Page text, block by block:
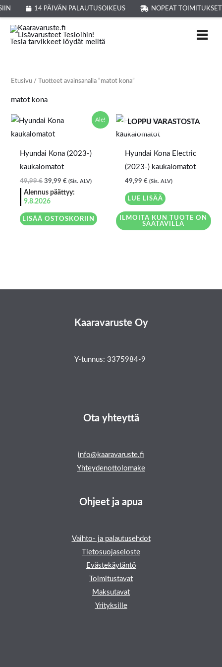
14 PÄIVÄN PALAUTUSOIKEUS NOPEAT
Siirry
sisältöön
Etusivu / Tuotteet avainsanalla “matot kona”
matot kona
Ale!
Hyundai Kona (2023-)
kaukalomatot
49,99€
Alkuperäinen
oli:
39,99 €
Nykyinen
(Sis. ALV)
Alennus päättyy:
9.8.2026
LISÄÄ OSTOSKORIIN
LOPPU VARASTOSTA
Hyundai Kona Electric
(2023-) kaukalomatot
49,99 € (Sis. ALV)
LUE LISÄÄ
ILMOITA KUN TUOTE ON
SAATAVILLA
Kaaravaruste Oy
Y-tunnus: 3375984-9
Ota yhteyttä
info@kaaravaruste.fi
Yhteydenottolomake
Ohjeet ja apua
Vaihto- ja palautusehdot
Tietosuojaseloste
Evästekäytäntö
Toimitustavat
Maksutavat
Yrityksille